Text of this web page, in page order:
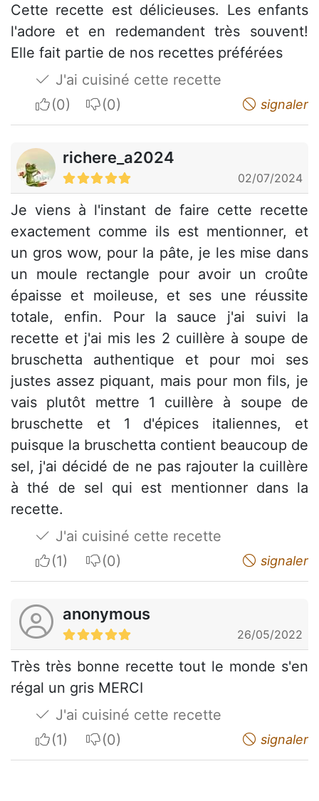
Cette recette est délicieuses. Les enfants
l'adore et en redemandent très souvent!
Elle fait partie de nos recettes préférées
J'ai cuisiné cette recette
I apreciateI do not appreciate signaler
richere_a2024
02/07/2024
Je viens à l'instant de faire cette recette
exactement comme ils est mentionner, et
un gros wow, pour la pâte, je les mise dans
un moule rectangle pour avoir un croûte
épaisse et moileuse, et ses une réussite
totale, enfin. Pour la sauce j'ai suivi la
recette et j'ai mis les 2 cuillère à soupe de
bruschetta authentique et pour moi ses
justes assez piquant, mais pour mon fils, je
vais plutôt mettre 1 cuillère à soupe de
bruschette et 1 d'épices italiennes, et
puisque la bruschetta contient beaucoup de
sel, j'ai décidé de ne pas rajouter la cuillère
à thé de sel qui est mentionner dans la
recette.
J'ai cuisiné cette recette
I apreciateI do not appreciate signaler
anonymous
26/05/2022
Très très bonne recette tout le monde s'en
régal un gris MERCI
J'ai cuisiné cette recette
I apreciateI do not appreciate signaler